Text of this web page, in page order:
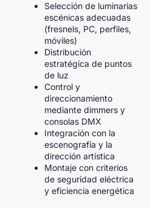
Selección de luminarias
escénicas adecuadas
(fresnels, PC, perfiles,
móviles)
Distribución
estratégica de puntos
de luz
Control y
direccionamiento
mediante dimmers y
consolas DMX
Integración con la
escenografía y la
dirección artística
Montaje con criterios
de seguridad eléctrica
y eficiencia energética